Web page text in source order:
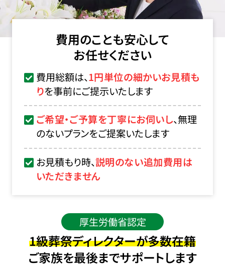
費用のことも安心して
お任せください
費用総額は、1円単位の細かいお見積も
りを事前にご提示いたします
ご希望・ご予算を丁寧にお伺いし、無理
のないプランをご提案いたします
お見積もり時、説明のない追加費用は
いただきません
厚生労働省認定
1級葬祭ディレクターが多数在籍
ご家族を最後までサポートします